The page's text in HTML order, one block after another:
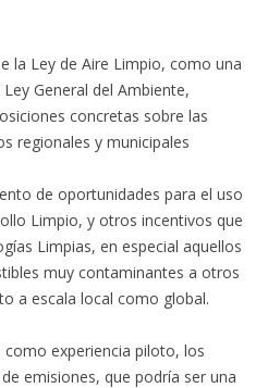
la Ley de Aire Limpio, como una
General del Ambiente,
concretas sobre las
regionales y municipales
de oportunidades para el uso
Limpio, y otros incentivos que
Limpias, en especial aquellos
muy contaminantes a otros
a escala local como global.
experiencia piloto, los
emisiones, que podría ser una